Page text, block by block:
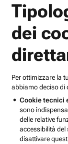
dei
Per ottimizzare la
abbiamo deciso di
Cookie tecnici
sono
delle relative
accessibilità del
disattivare